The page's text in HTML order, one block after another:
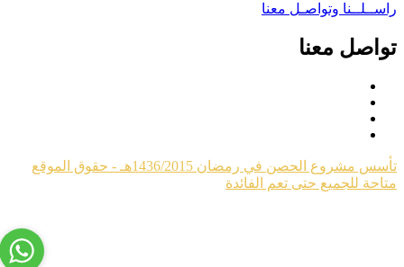
وتواصـل معنا
معنا
تأسس مشروع الحصن في رمضان 1436/2015هـ - حقوق الموقع
للجميع حتى تعم الفائدة